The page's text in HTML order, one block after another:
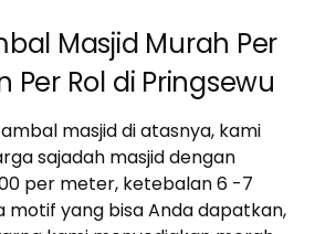
Masjid Murah Per
Per Rol di Pringsewu
masjid di atasnya, kami
sajadah masjid dengan
per meter, ketebalan 6 -7
motif yang bisa Anda dapatkan,